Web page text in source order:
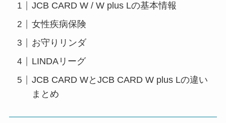
JCB CARD W / W plus Lの基本情報
女性疾病保険
お守りリンダ
LINDAリーグ
JCB CARD WとJCB CARD W plus Lの違い
まとめ